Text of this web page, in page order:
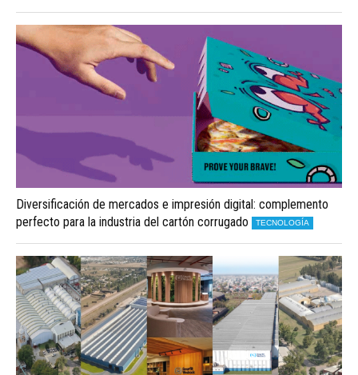
Diversificación de mercados e impresión digital: complemento
perfecto para la industria del cartón corrugado
TECNOLOGÍA